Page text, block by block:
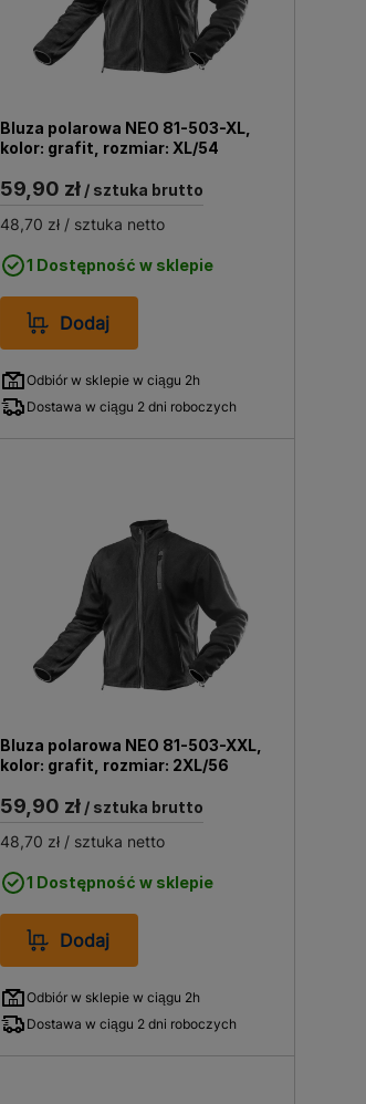
Bluza polarowa NEO 81-503-XL,
kolor: grafit, rozmiar: XL/54
59,90 zł / sztuka brutto
48,70 zł / sztuka netto
1 Dostępność w sklepie
Dodaj
Odbiór w sklepie w ciągu 2h
Dostawa w ciągu 2 dni roboczych
Bluza polarowa NEO 81-503-XXL,
kolor: grafit, rozmiar: 2XL/56
59,90 zł / sztuka brutto
48,70 zł / sztuka netto
1 Dostępność w sklepie
Dodaj
Odbiór w sklepie w ciągu 2h
Dostawa w ciągu 2 dni roboczych